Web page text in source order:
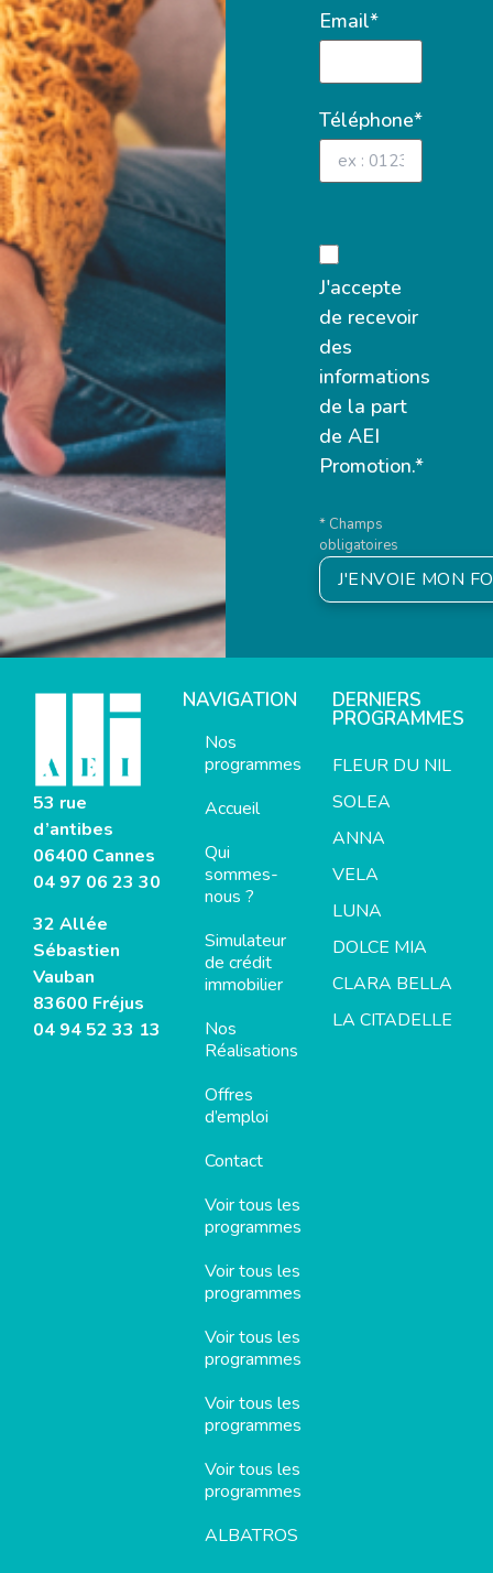
Email*
Téléphone*
J'accepte
de recevoir
des
informations
de la part
de AEI
Promotion.*
* Champs
obligatoires
J'ENVOIE MON
53 rue
d’antibes
06400 Cannes
04 97 06 23 30
32 Allée
Sébastien
Vauban
83600 Fréjus
04 94 52 33 13
NAVIGATION
Nos
programmes
Accueil
Qui
sommes-
nous ?
Simulateur
de crédit
immobilier
Nos
Réalisations
Offres
d’emploi
Contact
Voir tous les
programmes
Voir tous les
programmes
Voir tous les
programmes
Voir tous les
programmes
Voir tous les
programmes
ALBATROS
DERNIERS
PROGRAMMES
FLEUR DU NIL
SOLEA
ANNA
VELA
LUNA
DOLCE MIA
CLARA BELLA
LA CITADELLE